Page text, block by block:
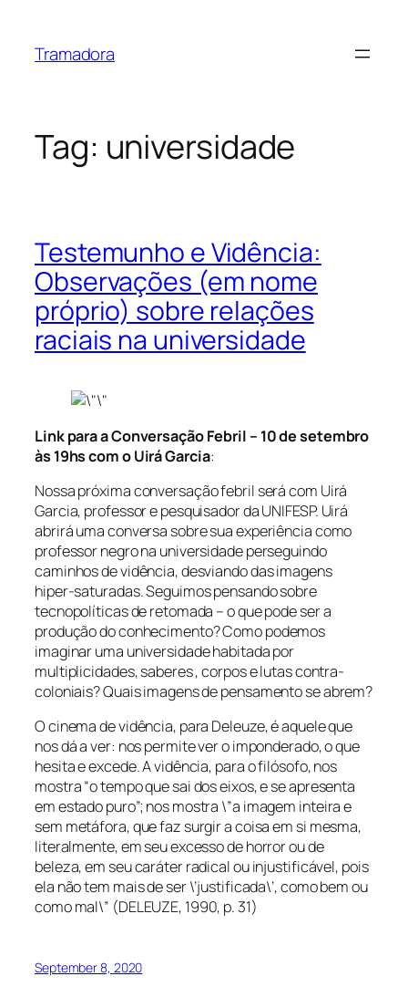
content
Tramadora
Tag: universidade
Testemunho e Vidência:
Observações (em nome
próprio) sobre relações
raciais na universidade
Link para a Conversação Febril – 10 de setembro
às 19hs com o Uirá Garcia:
Nossa próxima conversação febril será com Uirá
Garcia, professor e pesquisador da UNIFESP. Uirá
abrirá uma conversa sobre sua experiência como
professor negro na universidade perseguindo
caminhos de vidência, desviando das imagens
hiper-saturadas. Seguimos pensando sobre
tecnopolíticas de retomada – o que pode ser a
produção do conhecimento? Como podemos
imaginar uma universidade habitada por
multiplicidades, saberes , corpos e lutas contra-
coloniais? Quais imagens de pensamento se abrem?
O cinema de vidência, para Deleuze, é aquele que
nos dá a ver: nos permite ver o imponderado, o que
hesita e excede. A vidência, para o filósofo, nos
mostra “o tempo que sai dos eixos, e se apresenta
em estado puro”; nos mostra \”a imagem inteira e
sem metáfora, que faz surgir a coisa em si mesma,
literalmente, em seu excesso de horror ou de
beleza, em seu caráter radical ou injustificável, pois
ela não tem mais de ser \’justificada\’, como bem ou
como mal\” (DELEUZE, 1990, p. 31)
September 8, 2020